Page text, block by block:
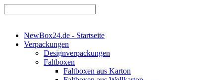
NewBox24.de - Startseite
Verpackungen
Designverpackungen
Faltboxen
Faltboxen aus Karton